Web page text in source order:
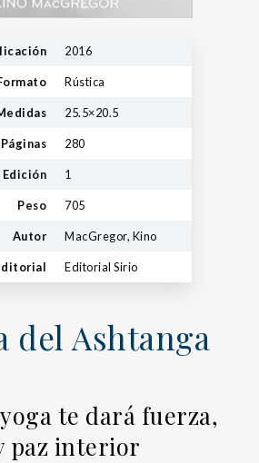
2016
Rústica
25.5×20.5
280
Edición 1
Peso 705
Autor MacGregor, Kino
Editorial Sirio
del Ashtanga
te dará fuerza,
paz interior